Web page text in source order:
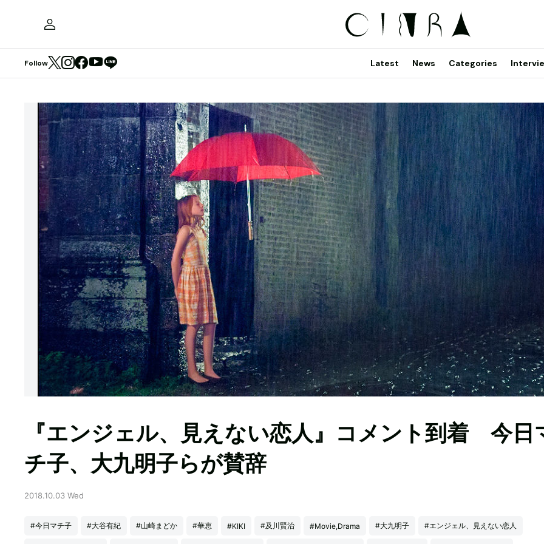
Follow Latest News Categories
『エンジェル、見えない恋人』コメント到着 今日
チ子、大九明子らが賛辞
2018.10.03 Wed
#今日マチ子 #大谷有紀 #山崎まどか #華恵 #KIKI #及川賢治 #Movie,Drama #大九明子 #エンジェル、見えない恋人